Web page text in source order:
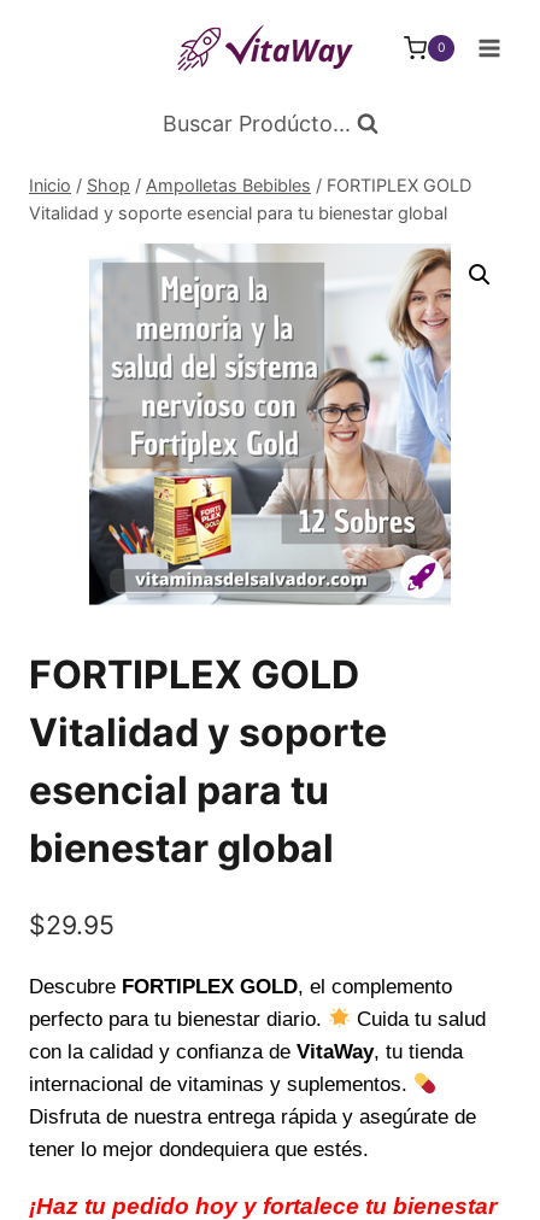
0
Buscar Prodúcto...
Inicio / Shop / Ampolletas Bebibles / FORTIPLEX GOLD
Vitalidad y soporte esencial para tu bienestar global
FORTIPLEX GOLD
Vitalidad y soporte
esencial para tu
bienestar global
$29.95
Descubre FORTIPLEX GOLD, el complemento
perfecto para tu bienestar diario.
Cuida tu salud
con la calidad y confianza de VitaWay, tu tienda
internacional de vitaminas y suplementos.
Disfruta de nuestra entrega rápida y asegúrate de
tener lo mejor dondequiera que estés.
¡Haz tu pedido hoy y fortalece tu bienestar